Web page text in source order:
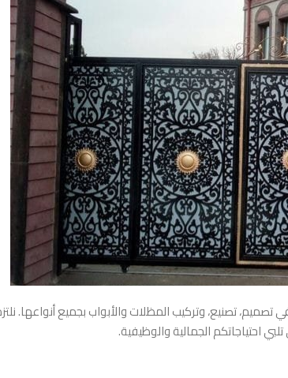
تصنيع، وتركيب المظلات والأبواب بجميع أنواعها.
احتياجاتكم الجمالية والوظيفية.